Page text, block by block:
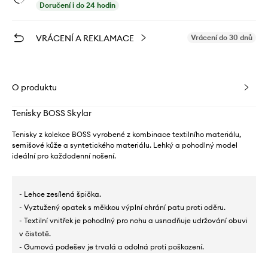
Doručení i do 24 hodin
VRÁCENÍ A REKLAMACE Vrácení do 30 dnů
O produktu
Tenisky BOSS Skylar
Tenisky z kolekce BOSS vyrobené z kombinace textilního materiálu,
semišové kůže a syntetického materiálu. Lehký a pohodlný model
ideální pro každodenní nošení.
- Lehce zesílená špička.
- Vyztužený opatek s měkkou výplní chrání patu proti oděru.
- Textilní vnitřek je pohodlný pro nohu a usnadňuje udržování obuvi
v čistotě.
- Gumová podešev je trvalá a odolná proti poškození.